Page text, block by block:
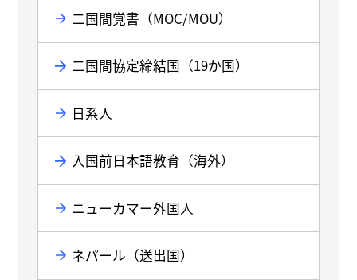
二国間覚書（MOC/MOU）
二国間協定締結国（19か国）
日系人
入国前日本語教育（海外）
ニューカマー外国人
ネパール（送出国）